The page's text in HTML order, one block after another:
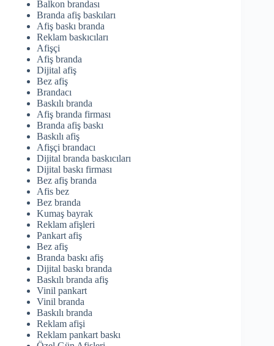
Balkon brandası
Branda afiş baskıları
Afiş baskı branda
Reklam baskıcıları
Afişçi
Afiş branda
Dijital afiş
Bez afiş
Brandacı
Baskılı branda
Afiş branda firması
Branda afiş baskı
Baskılı afiş
Afişçi brandacı
Dijital branda baskıcıları
Dijital baskı firması
Bez afiş branda
Afis bez
Bez branda
Kumaş bayrak
Reklam afişleri
Pankart afiş
Bez afiş
Branda baskı afiş
Dijital baskı branda
Baskılı branda afiş
Vinil pankart
Vinil branda
Baskılı branda
Reklam afişi
Reklam pankart baskı